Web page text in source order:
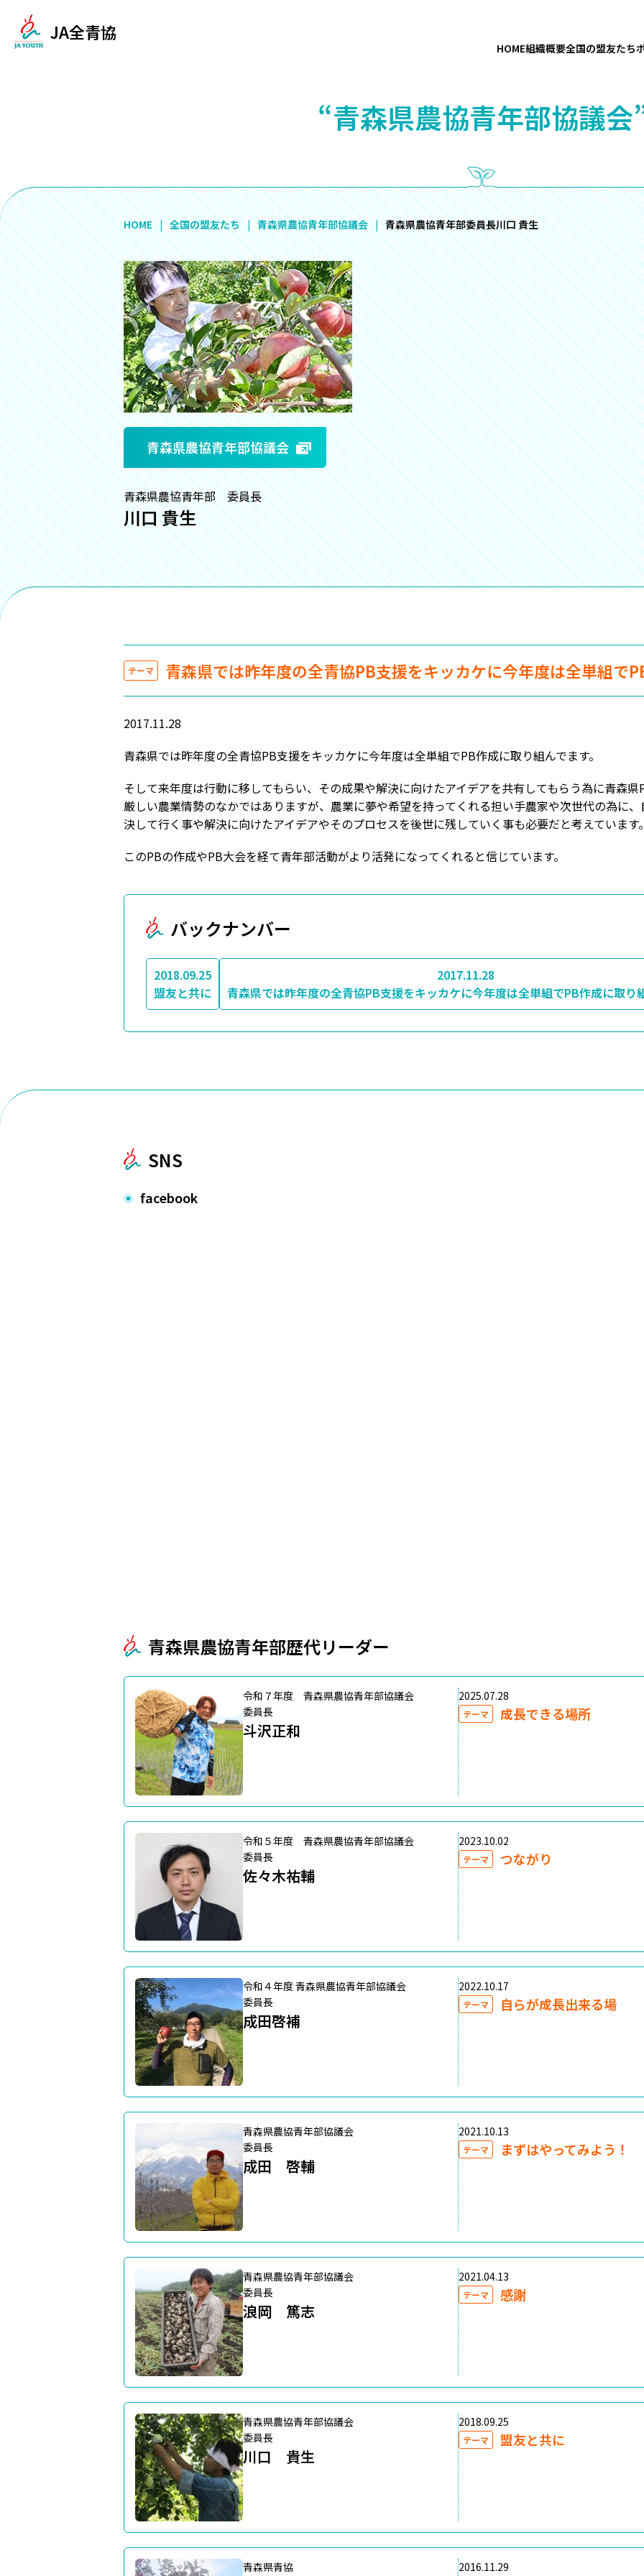
JA全青協
HOME組織概要全国の盟友たち
“青森県農協青年部協議会
HOME 全国の盟友たち 青森県農協青年部協議会 青森県農協青年部委員長川口 貴生
青森県農協青年部協議会
青森県農協青年部 委員長
川口 貴生
テーマ 青森県では昨年度の全青協PB支援をキッカケに今年度は全単組で
2017.11.28
青森県では昨年度の全青協PB支援をキッカケに今年度は全単組でPB作成に取り組んでます。
そして来年度は行動に移してもらい、その成果や解決に向けたアイデアを共有してもらう為に青森
厳しい農業情勢のなかではありますが、農業に夢や希望を持ってくれる担い手農家や次世代の為に
決して行く事や解決に向けたアイデアやそのプロセスを後世に残していく事も必要だと考えています。
このPBの作成やPB大会を経て青年部活動がより活発になってくれると信じています。
バックナンバー
2018.09.25
盟友と共に
2017.11.28
青森県では昨年度の全青協PB支援をキッカケに今年度は全単組でPB作成に取り
SNS
facebook
青森県農協青年部歴代リーダー
令和７年度 青森県農協青年部協議会
委員長
斗沢正和
2025.07.28
テーマ 成長できる場所
令和５年度 青森県農協青年部協議会
委員長
佐々木祐輔
2023.10.02
テーマ つながり
令和４年度 青森県農協青年部協議会
委員長
成田啓補
2022.10.17
テーマ 自らが成長出来る場
青森県農協青年部協議会
委員長
成田 啓輔
2021.10.13
テーマ まずはやってみよう！
青森県農協青年部協議会
委員長
浪岡 篤志
2021.04.13
テーマ 感謝
青森県農協青年部協議会
委員長
川口 貴生
2018.09.25
テーマ 盟友と共に
青森県青協
2016.11.29